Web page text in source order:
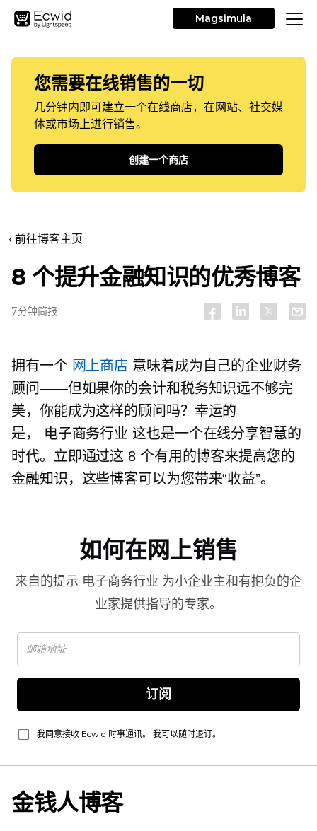
Magsimula
您需要在线销售的一切
几分钟内即可建立一个在线商店，在网站、社交媒
体或市场上进行销售。
创建一个商店
‹ 前往博客主页
8 个提升金融知识的优秀博客
7分钟简报
拥有一个 网上商店 意味着成为自己的企业财务
顾问——但如果你的会计和税务知识远不够完
美，你能成为这样的顾问吗？幸运的
是，
电子商务行业 这也是一个在线分享智慧的
时代。立即通过这 8 个有用的博客来提高您的
金融知识，这些博客可以为您带来“收益”。
如何在网上销售
来自的提示 电子商务行业 为小企业主和有抱负的企
业家提供指导的专家。
订阅
我同意接收 Ecwid 时事通讯。 我可以随时退订。
金钱人博客